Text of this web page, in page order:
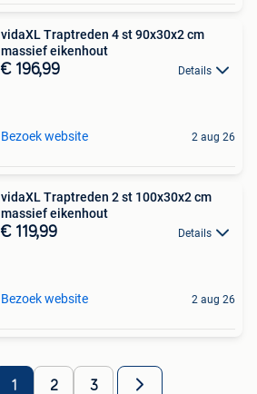
vidaXL Traptreden 4 st 90x30x2 cm
massief eikenhout
€ 196,99 Details
Bezoek website 2 aug 26
vidaXL Traptreden 2 st 100x30x2 cm
massief eikenhout
€ 119,99 Details
Bezoek website 2 aug 26
1 2 3